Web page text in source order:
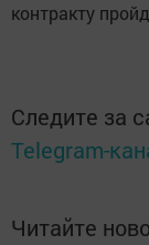
контракту
Следите за
Telegram-
Читайте